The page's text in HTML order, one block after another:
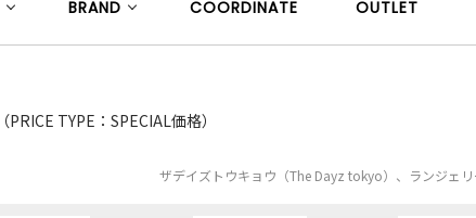
BRAND COORDINATE OUTLET
（PRICE TYPE：SPECIAL価格）
ザデイズトウキョウ（The Dayz tokyo）、ランジェ